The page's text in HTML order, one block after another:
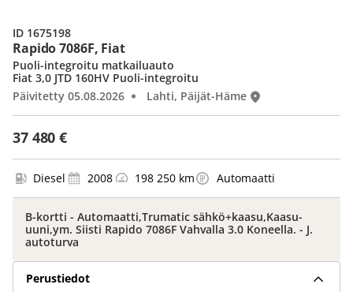
Rapido 7086F, Fiat
37 480 €
Puoli-integroitu matkailuauto
Fiat 3,0 JTD 160HV Puoli-integroitu
Päivitetty 05.08.2026
Lahti, Päijät-Häme
ID 1675198
Diesel 2008 198 250 km Automaatti
B-kortti - Automaatti,Trumatic sähkö+kaasu,Kaasu-
uuni,ym. Siisti Rapido 7086F Vahvalla 3.0 Koneella. - J.
autoturva
Perustiedot